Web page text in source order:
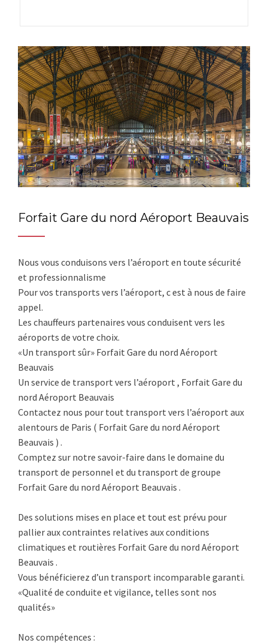
Forfait Gare du nord Aéroport Beauvais
Nous vous conduisons vers l’aéroport en toute sécurité
et professionnalisme
Pour vos transports vers l’aéroport, c est à nous de faire
appel.
Les chauffeurs partenaires vous conduisent vers les
aéroports de votre choix.
«Un transport sûr» Forfait Gare du nord Aéroport
Beauvais
Un service de transport vers l’aéroport , Forfait Gare du
nord Aéroport Beauvais
Contactez nous pour tout transport vers l’aéroport aux
alentours de Paris ( Forfait Gare du nord Aéroport
Beauvais ) .
Comptez sur notre savoir-faire dans le domaine du
transport de personnel et du transport de groupe
Forfait Gare du nord Aéroport Beauvais .
Des solutions mises en place et tout est prévu pour
pallier aux contraintes relatives aux conditions
climatiques et routières Forfait Gare du nord Aéroport
Beauvais .
Vous bénéficierez d’un transport incomparable garanti.
«Qualité de conduite et vigilance, telles sont nos
qualités»
Nos compétences :